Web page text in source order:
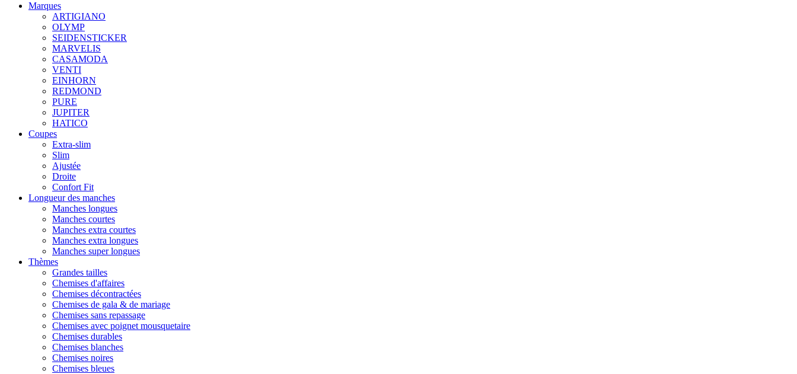
Marques
ARTIGIANO
OLYMP
SEIDENSTICKER
MARVELIS
CASAMODA
VENTI
EINHORN
REDMOND
PURE
JUPITER
HATICO
Coupes
Extra-slim
Slim
Ajustée
Droite
Confort Fit
Longueur des manches
Manches longues
Manches courtes
Manches extra courtes
Manches extra longues
Manches super longues
Thèmes
Grandes tailles
Chemises d'affaires
Chemises décontractées
Chemises de gala & de mariage
Chemises sans repassage
Chemises avec poignet mousquetaire
Chemises durables
Chemises blanches
Chemises noires
Chemises bleues